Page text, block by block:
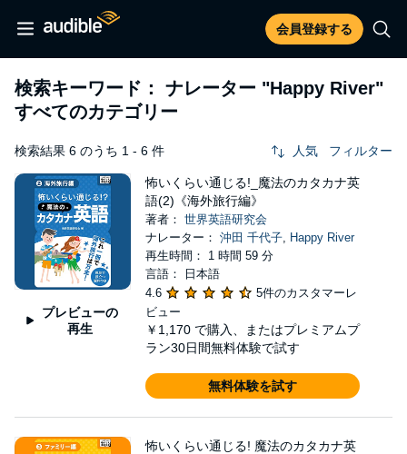
会員登録する
検索キーワード： ナレーター "Happy River"
すべてのカテゴリー
検索結果 6 のうち 1 - 6 件 人気 フィルター
プレビューの
再生
怖いくらい通じる!_魔法のカタカナ英
語(2)《海外旅行編》
著者： 世界英語研究会
ナレーター： 沖田 千代子, Happy River
再生時間： 1 時間 59 分
言語： 日本語
4.6
5件のカスタマーレ
ビュー
￥1,170 で購入、またはプレミアムプ
ラン30日間無料体験で試す
無料体験を試す
怖いくらい通じる! 魔法のカタカナ英